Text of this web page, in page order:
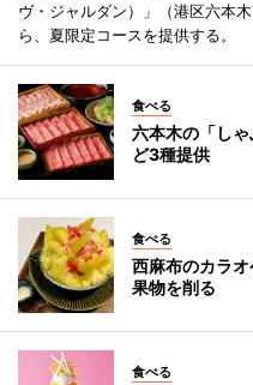
ヴ・ジャルダン）」（港区六本
ら、夏限定コースを提供する。
食べる
六本木の「し
ど3種提供
食べる
西麻布のカラ
果物を削る
食べる